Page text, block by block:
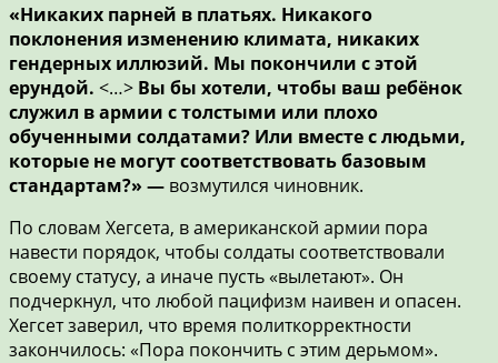
«Никаких парней в платьях. Никакого
поклонения изменению климата, никаких
гендерных иллюзий. Мы покончили с этой
ерундой. <…> Вы бы хотели, чтобы ваш ребёнок
служил в армии с толстыми или плохо
обученными солдатами? Или вместе с людьми,
которые не могут соответствовать базовым
стандартам?» — возмутился чиновник.
По словам Хегсета, в американской армии пора
навести порядок, чтобы солдаты соответствовали
своему статусу, а иначе пусть «вылетают». Он
подчеркнул, что любой пацифизм наивен и опасен.
Хегсет заверил, что время политкорректности
закончилось: «Пора покончить с этим дерьмом».